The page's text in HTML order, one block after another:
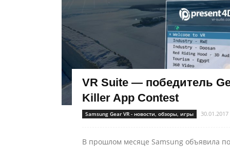
VR Suite — победитель
Killer App Contest
Samsung Gear VR - новости, обзоры, игры 30.01.2017
В прошлом месяце Samsung объявила